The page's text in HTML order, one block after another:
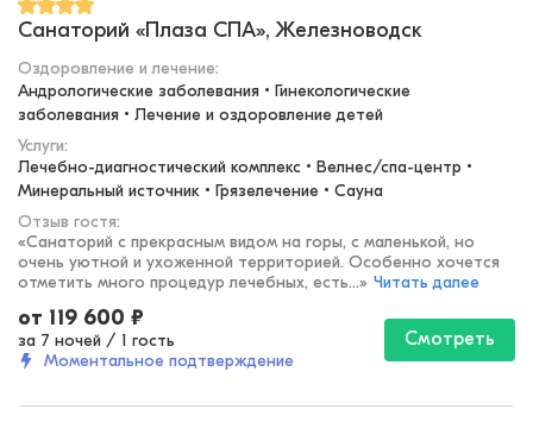
Санаторий «Плаза СПА», Железноводск
Оздоровление и лечение:
Андрологические заболевания • Гинекологические
заболевания • Лечение и оздоровление детей
Услуги:
Лечебно-диагностический комплекс • Велнес/спа-центр •
Минеральный источник • Грязелечение • Сауна
Отзыв гостя:
«Санаторий с прекрасным видом на горы, с маленькой, но
очень уютной и ухоженной территорией. Особенно хочется
отметить много процедур лечебных, есть...» Читать далее
от 119 600 ₽
за 7 ночей / 1 гость
Моментальное подтверждение
Смотреть